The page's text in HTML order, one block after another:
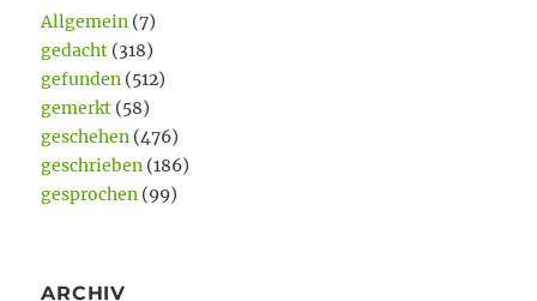
Allgemein (7)
gedacht (318)
gefunden (512)
gemerkt (58)
geschehen (476)
geschrieben (186)
gesprochen (99)
ARCHIV